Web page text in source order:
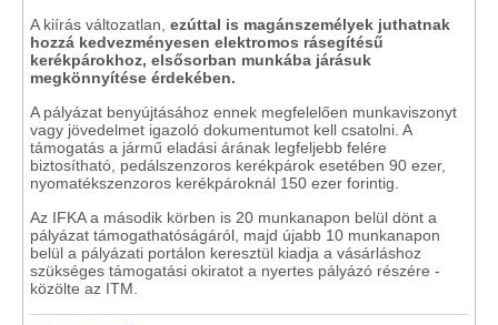
A kiírás változatlan, ezúttal is magánszemélyek juthatnak
hozzá kedvezményesen elektromos rásegítésű
kerékpárokhoz, elsősorban munkába járásuk
megkönnyítése érdekében.
A pályázat benyújtásához ennek megfelelően munkaviszonyt
vagy jövedelmet igazoló dokumentumot kell csatolni. A
támogatás a jármű eladási árának legfeljebb felére
biztosítható, pedálszenzoros kerékpárok esetében 90 ezer,
nyomatékszenzoros kerékpároknál 150 ezer forintig.
Az IFKA a második körben is 20 munkanapon belül dönt a
pályázat támogathatóságáról, majd újabb 10 munkanapon
belül a pályázati portálon keresztül kiadja a vásárláshoz
szükséges támogatási okiratot a nyertes pályázó részére -
közölte az ITM.